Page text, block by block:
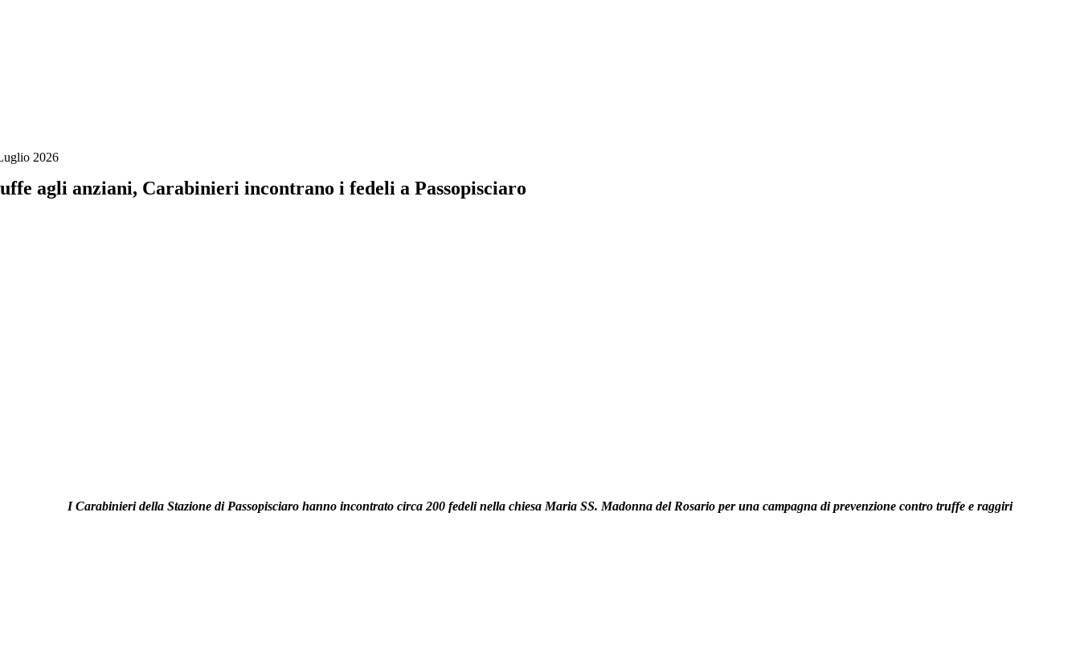
2026
agli anziani, Carabinieri incontrano i fedeli a Passopisciaro
I Carabinieri della Stazione di Passopisciaro hanno incontrato circa 200 fedeli nella chiesa Maria SS. Madonna del Rosario per una campagna di prevenzione contro truffe e raggiri